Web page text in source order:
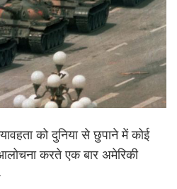
को दुनिया से छुपाने में कोई
करते एक बार अमेरिकी